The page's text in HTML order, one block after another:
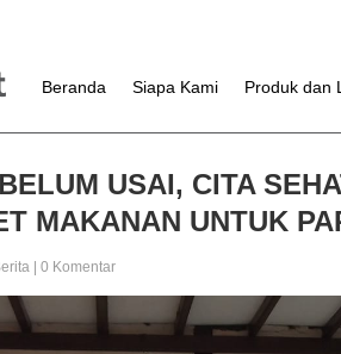
Beranda Siapa Kami Produk dan
USAI, CITA
MAKANAN UNTUK
|0 Komentar